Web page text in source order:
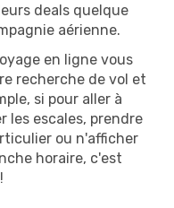
deals quelque
aérienne.
en ligne vous
recherche de vol et
si pour aller à
les escales, prendre
ou n'afficher
horaire, c'est